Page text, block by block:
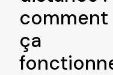
comment
ça